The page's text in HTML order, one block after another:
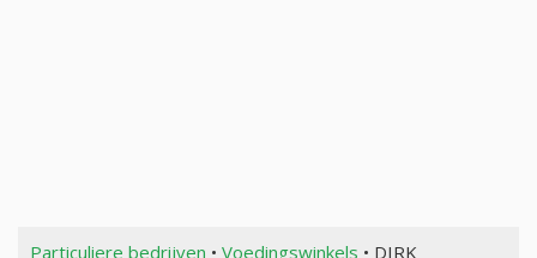
Particuliere bedrijven • Voedingswinkels • DIRK